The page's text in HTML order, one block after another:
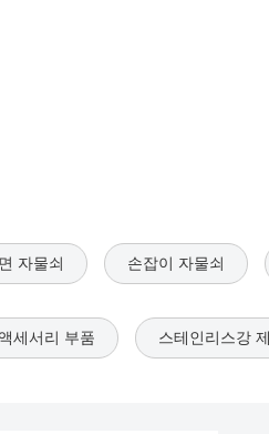
자물쇠 손잡이 자물쇠
액세서리 부품 스테인리스강